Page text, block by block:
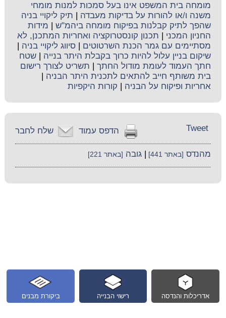
מומחה בית המשפט אינו בעל סמכות למנות מומחי
משנה ו/או להורות על בדיקות מעבדה
תיק ליקויי בניה
שהפך לתיק קבלנות בפיקוח מומחה ביהמ"ש
מידות
החניון המכני
תכנון קונסטרוקציה ואחריות המתכנן, לא
מסתיימים עם גמר הכנת השרטוטים |סיווג ליקויי בניה
שיקום בניין עלול להיות כרוך בקבלת היתר בנייה |שטח
חתך העמוד לעומת מודול החתך
תשריט לצורך רישום
בית משותף חייב להתאים לתכנית היתר הבניה
אחריות ופיקוח על הבניה
קורות היקפיות
שלח לחבר הדפס עמוד Tweet
מהנדס [באתר 441] |גובה [באתר 221]
ביקורת מבנים רישוי הבנייה אדריכלות והנדסה